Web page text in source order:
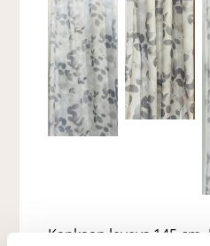
Kankaan leveys 145 cm.